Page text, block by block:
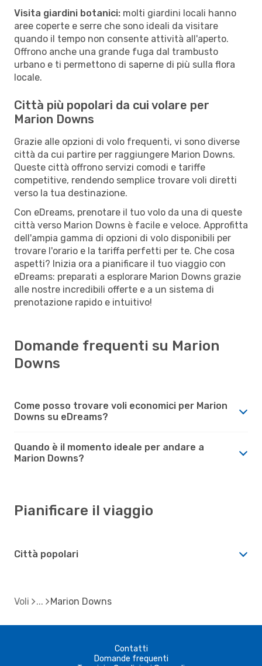
Visita giardini botanici: molti giardini locali hanno
aree coperte e serre che sono ideali da visitare
quando il tempo non consente attività all'aperto.
Offrono anche una grande fuga dal trambusto
urbano e ti permettono di saperne di più sulla flora
locale.
Città più popolari da cui volare per
Marion Downs
Grazie alle opzioni di volo frequenti, vi sono diverse
città da cui partire per raggiungere Marion Downs.
Queste città offrono servizi comodi e tariffe
competitive, rendendo semplice trovare voli diretti
verso la tua destinazione.
Con eDreams, prenotare il tuo volo da una di queste
città verso Marion Downs è facile e veloce. Approfitta
dell'ampia gamma di opzioni di volo disponibili per
trovare l'orario e la tariffa perfetti per te. Che cosa
aspetti? Inizia ora a pianificare il tuo viaggio con
eDreams: preparati a esplorare Marion Downs grazie
alle nostre incredibili offerte e a un sistema di
prenotazione rapido e intuitivo!
Domande frequenti su Marion
Downs
Come posso trovare voli economici per Marion
Downs su eDreams?
Quando è il momento ideale per andare a
Marion Downs?
Pianificare il viaggio
Città popolari
Voli Marion Downs
Contatti
Domande frequenti